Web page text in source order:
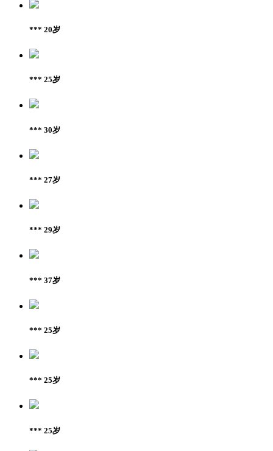
*** 20岁
*** 25岁
*** 30岁
*** 27岁
*** 29岁
*** 37岁
*** 25岁
*** 25岁
*** 25岁